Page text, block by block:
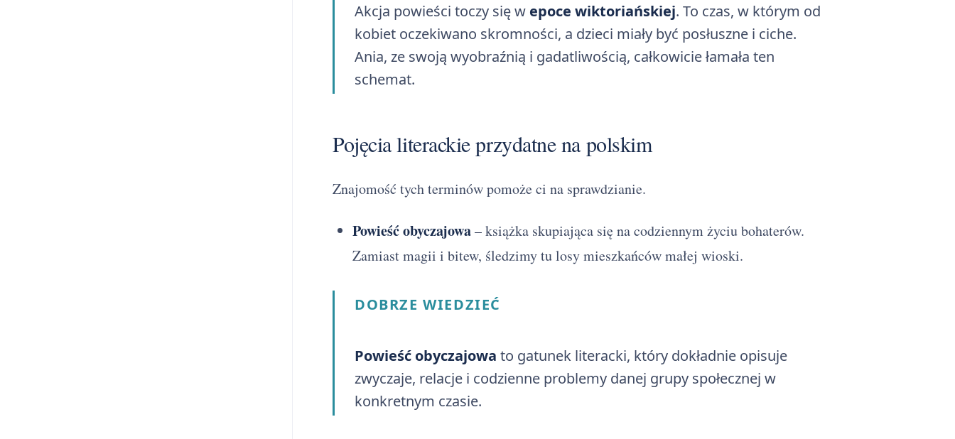
Akcja powieści toczy się w epoce wiktoriańskiej. To czas, w którym od
kobiet oczekiwano skromności, a dzieci miały być posłuszne i ciche.
Ania, ze swoją wyobraźnią i gadatliwością, całkowicie łamała ten
schemat.
Pojęcia literackie przydatne na polskim
Znajomość tych terminów pomoże ci na sprawdzianie.
Powieść obyczajowa– książka skupiająca się na codziennym życiu bohaterów.
Zamiast magii i bitew, śledzimy tu losy mieszkańców małej wioski.
DOBRZE WIEDZIEĆ
Powieść obyczajowa to gatunek literacki, który dokładnie opisuje
zwyczaje, relacje i codzienne problemy danej grupy społecznej w
konkretnym czasie.